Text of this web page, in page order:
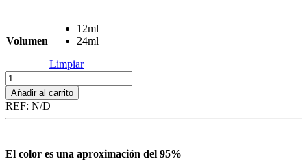
Volumen
12ml
24ml
Limpiar
Uriel
cantidad
Añadir al carrito
REF: N/D
El color es una aproximación del 95%